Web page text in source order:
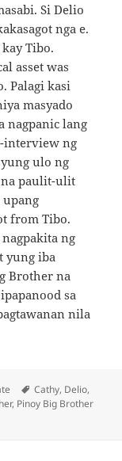
Si Delio
nga e.
Tibo.
asset was
Palagi kasi
masyado
nagpanic lang
interview ng
ulo ng
na paulit-ulit
from Tibo.
ng
yung iba
Brother na
sa
nila
Tags
Cathy, Delio,
, Pinoy Big Brother